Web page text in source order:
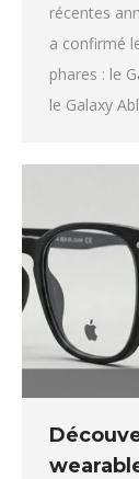
récentes
a confirmé
phares : le
le Galaxy